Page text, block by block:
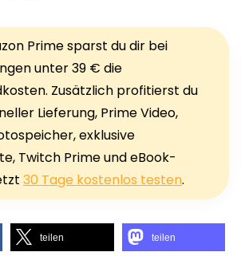
Prime sparst du dir bei
unter 39 € die
Zusätzlich profitierst du
Lieferung, Prime Video,
exklusive
Twitch Prime und eBook-
30 Tage kostenlos testen.
teilen teilen